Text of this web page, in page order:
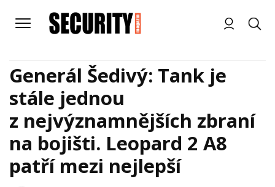
Generál Šedivý: Tank je
stále jednou
z nejvýznamnějších zbraní
na bojišti. Leopard 2 A8
patří mezi nejlepší